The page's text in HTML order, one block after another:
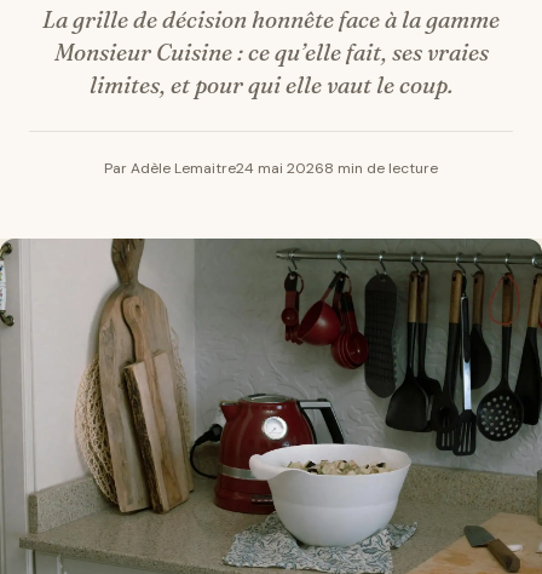
La grille de décision honnête face à la gamme
Monsieur Cuisine : ce qu’elle fait, ses vraies
limites, et pour qui elle vaut le coup.
Par Adèle Lemaitre24 mai 20268 min de lecture